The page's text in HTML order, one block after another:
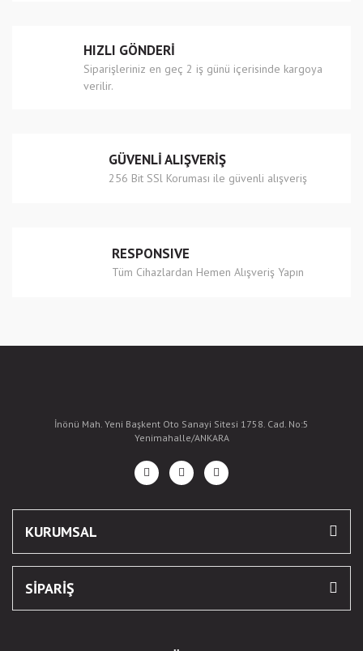
Bu ürüne benzer farklı alternatifler olmalı.
Gönder
HIZLI GÖNDERİ
Siparişleriniz en geç 2 iş günü içerisinde kargoya
verilir.
GÜVENLİ ALIŞVERİŞ
256 Bit SSl Koruması ile güvenli alışveriş
RESPONSIVE
Tüm Cihazlardan Hemen Alışveriş Yapın
İnönü Mah. Yeni Başkent Oto Sanayi Sitesi 1758. Cad. No:5
Yenimahalle/ANKARA
KURUMSAL
SİPARİŞ